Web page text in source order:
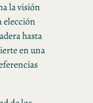
la visión
elección
hasta
en una